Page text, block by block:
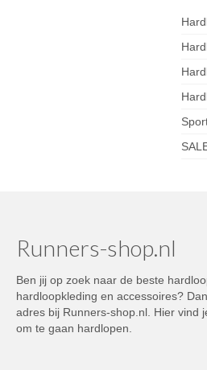
Runners-shop.nl
Ben jij op zoek naar de beste
hardloopkleding en accessoires?
adres bij Runners-shop.nl. Hier vind
om te gaan hardlopen.